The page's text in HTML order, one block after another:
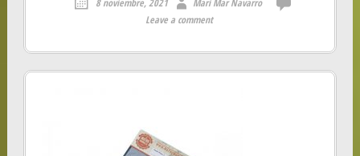
Leave a comment